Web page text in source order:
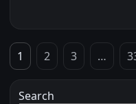
1 2 3 …
Search